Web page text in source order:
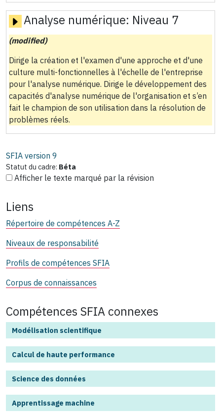
Analyse numérique: Niveau 7
(modified)
Dirige la création et l'examen d'une approche et d'une
culture multi-fonctionnelles à l'échelle de l'entreprise
pour l'analyse numérique. Dirige le développement des
capacités d'analyse numérique de l'organisation et s’en
fait le champion de son utilisation dans la résolution de
problèmes réels.
SFIA version 9
Statut du cadre: Béta
Afficher le texte marqué par la révision
Liens
Répertoire de compétences A-Z
Niveaux de responsabilité
Profils de compétences SFIA
Corpus de connaissances
Compétences SFIA connexes
Modélisation scientifique
Calcul de haute performance
Science des données
Apprentissage machine